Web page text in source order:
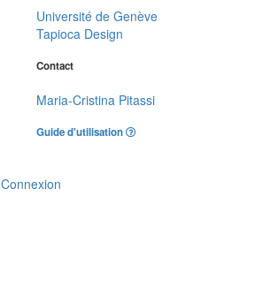
Université de Genève
Tapioca Design
Contact
Maria-Cristina Pitassi
Guide d'utilisation
Connexion